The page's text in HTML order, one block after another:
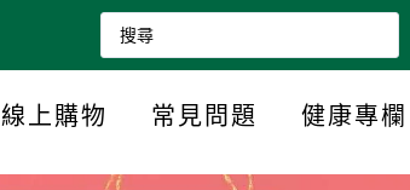
線上購物 常見問題 健康專欄